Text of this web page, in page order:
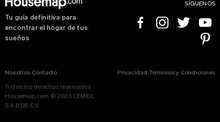
Tu guía definitiva para
encontrar el hogar de tus
sueños
SÍGUENOS
FacebookInstagram TwitterYoutube
Pinterest
Nosotros Contacto
Todos los derechos reservados
Housemap.com © 2026 CEMEX,
S.A.B DE C.V.
Privacidad Términos y Condiciones